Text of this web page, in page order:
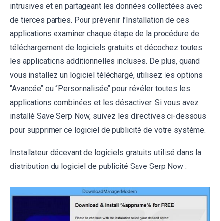
intrusives et en partageant les données collectées avec
de tierces parties. Pour prévenir l’Installation de ces
applications examiner chaque étape de la procédure de
téléchargement de logiciels gratuits et décochez toutes
les applications additionnelles incluses. De plus, quand
vous installez un logiciel téléchargé, utilisez les options
‘’Avancée’’ ou ‘’Personnalisée’’ pour révéler toutes les
applications combinées et les désactiver. Si vous avez
installé Save Serp Now, suivez les directives ci-dessous
pour supprimer ce logiciel de publicité de votre système.
Installateur décevant de logiciels gratuits utilisé dans la
distribution du logiciel de publicité Save Serp Now :